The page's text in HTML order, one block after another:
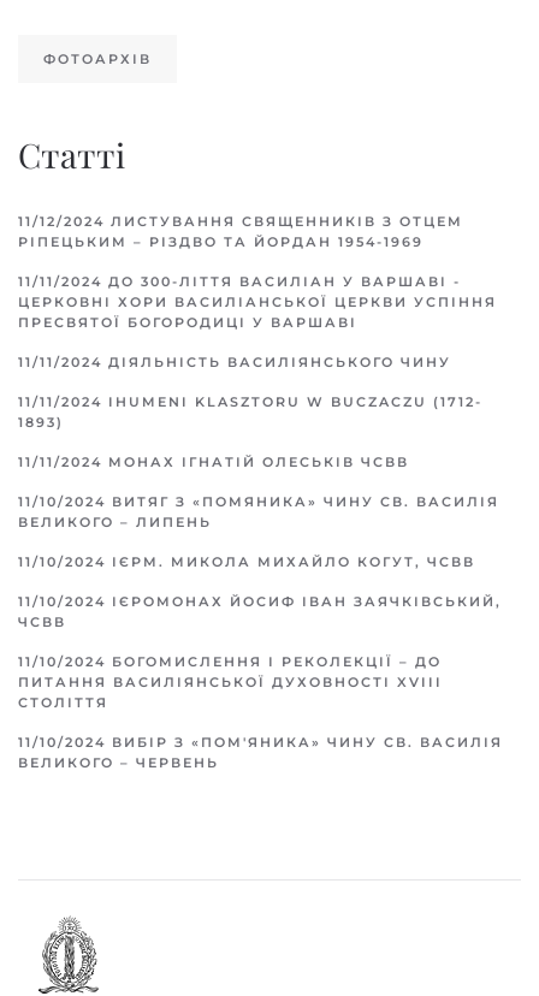
ФОТОАРХІВ
Статті
11/12/2024 ЛИСТУВАННЯ СВЯЩЕННИКІВ З ОТЦЕМ
РІПЕЦЬКИМ – РІЗДВО ТА ЙОРДАН 1954-1969
11/11/2024 ДО 300-ЛІТТЯ ВАСИЛІАН У ВАРШАВІ -
ЦЕРКОВНІ ХОРИ ВАСИЛІАНСЬКОЇ ЦЕРКВИ УСПІННЯ
ПРЕСВЯТОЇ БОГОРОДИЦІ У ВАРШАВІ
11/11/2024 ДІЯЛЬНІСТЬ ВАСИЛІЯНСЬКОГО ЧИНУ
11/11/2024 IHUMENI KLASZTORU W BUCZACZU (1712-
1893)
11/11/2024 МОНАХ ІГНАТІЙ ОЛЕСЬКІВ ЧСВВ
11/10/2024 ВИТЯГ З «ПОМЯНИКА» ЧИНУ СВ. ВАСИЛІЯ
ВЕЛИКОГО – ЛИПЕНЬ
11/10/2024 ІЄРМ. МИКОЛА МИХАЙЛО КОГУТ, ЧСВВ
11/10/2024 ІЄРОМОНАХ ЙОСИФ ІВАН ЗАЯЧКІВСЬКИЙ,
ЧСВВ
11/10/2024 БОГОМИСЛЕННЯ І РЕКОЛЕКЦІЇ – ДО
ПИТАННЯ ВАСИЛІЯНСЬКОЇ ДУХОВНОСТІ XVIII
СТОЛІТТЯ
11/10/2024 ВИБІР З «ПОМ'ЯНИКА» ЧИНУ СВ. ВАСИЛІЯ
ВЕЛИКОГО – ЧЕРВЕНЬ